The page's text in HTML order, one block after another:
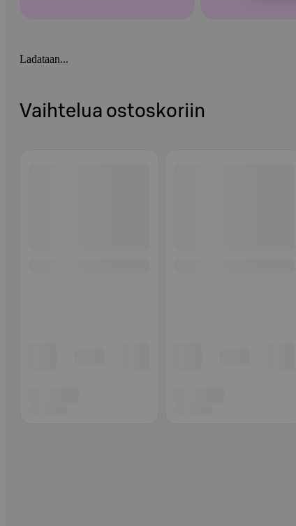
Ladataan...
Vaihtelua ostoskoriin